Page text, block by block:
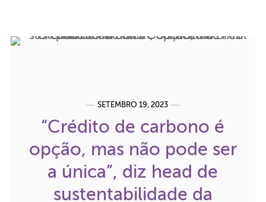
SETEMBRO 19, 2023
“Crédito de carbono é
opção, mas não pode ser
a única”, diz head de
sustentabilidade da